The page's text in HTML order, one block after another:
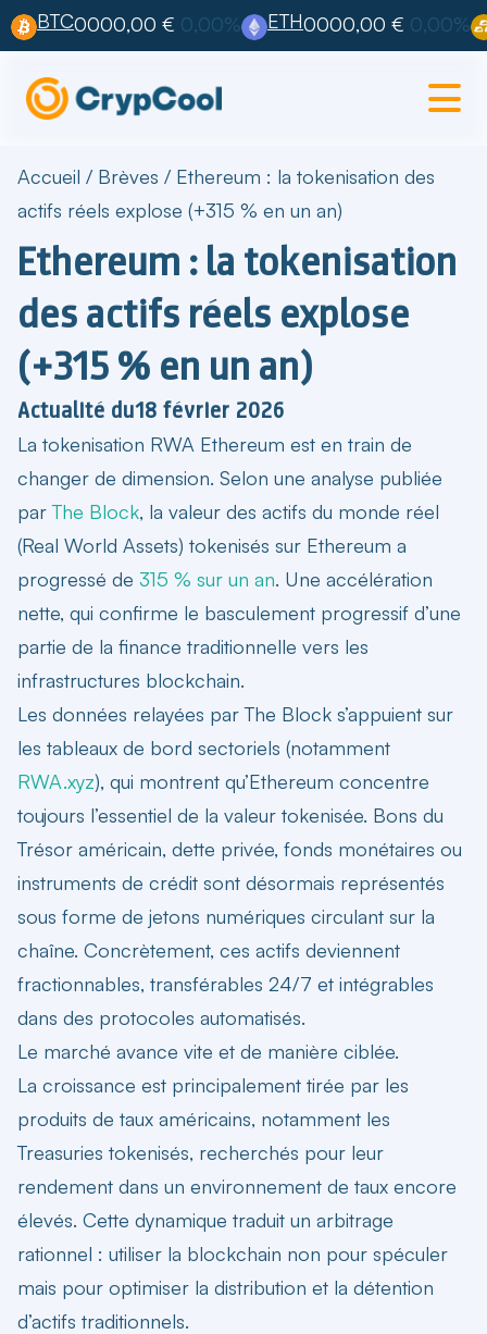
BTC0000,00 € 0,00% ETH0000,00 € 0,00%
Accueil / Brèves / Ethereum : la tokenisation des
actifs réels explose (+315 % en un an)
Ethereum : la tokenisation
des actifs réels explose
(+315 % en un an)
Actualité du18 février 2026
La tokenisation RWA Ethereum est en train de
changer de dimension. Selon une analyse publiée
parThe Block, la valeur des actifs du monde réel
(Real World Assets) tokenisés sur Ethereum a
progressé de 315 % sur un an. Une accélération
nette, qui confirme le basculement progressif d’une
partie de la finance traditionnelle vers les
infrastructures blockchain.
Les données relayées par The Block s’appuient sur
les tableaux de bord sectoriels (notamment
RWA.xyz), qui montrent qu’Ethereum concentre
toujours l’essentiel de la valeur tokenisée. Bons du
Trésor américain, dette privée, fonds monétaires ou
instruments de crédit sont désormais représentés
sous forme de jetons numériques circulant sur la
chaîne. Concrètement, ces actifs deviennent
fractionnables, transférables 24/7 et intégrables
dans des protocoles automatisés.
Le marché avance vite et de manière ciblée.
La croissance est principalement tirée par les
produits de taux américains, notamment les
Treasuries tokenisés, recherchés pour leur
rendement dans un environnement de taux encore
élevés. Cette dynamique traduit un arbitrage
rationnel : utiliser la blockchain non pour spéculer
mais pour optimiser la distribution et la détention
d’actifs traditionnels.